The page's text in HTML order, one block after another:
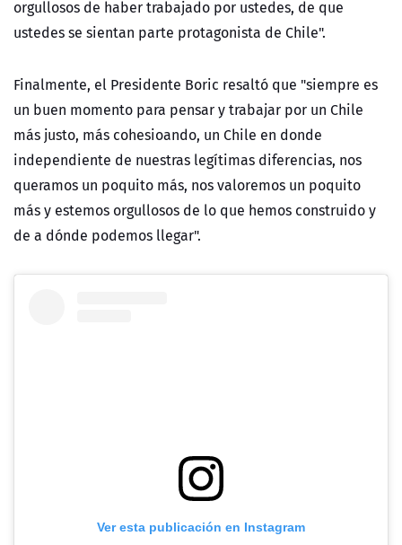
orgullosos de haber trabajado por ustedes, de que
ustedes se sientan parte protagonista de Chile".
Finalmente, el Presidente Boric resaltó que "siempre es
un buen momento para pensar y trabajar por un Chile
más justo, más cohesioando, un Chile en donde
independiente de nuestras legítimas diferencias, nos
queramos un poquito más, nos valoremos un poquito
más y estemos orgullosos de lo que hemos construido y
de a dónde podemos llegar".
Ver esta publicación en Instagram